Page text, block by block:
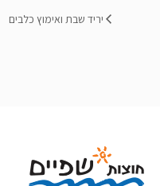
יריד שבת ואימוץ כלבים